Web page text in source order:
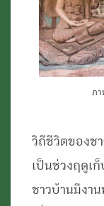
ภ
วิถีชีวิตของช
เป็นช่วงฤดูเ
ชาวบ้านมีงา